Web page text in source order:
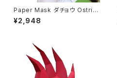
Paper Mask ダチョウ Ostric
h
¥2,948